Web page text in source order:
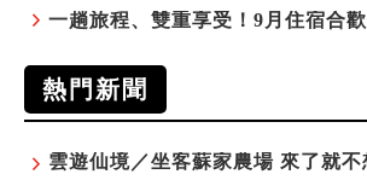
熱門新聞
雲遊仙境／坐客蘇家農場 來了就不